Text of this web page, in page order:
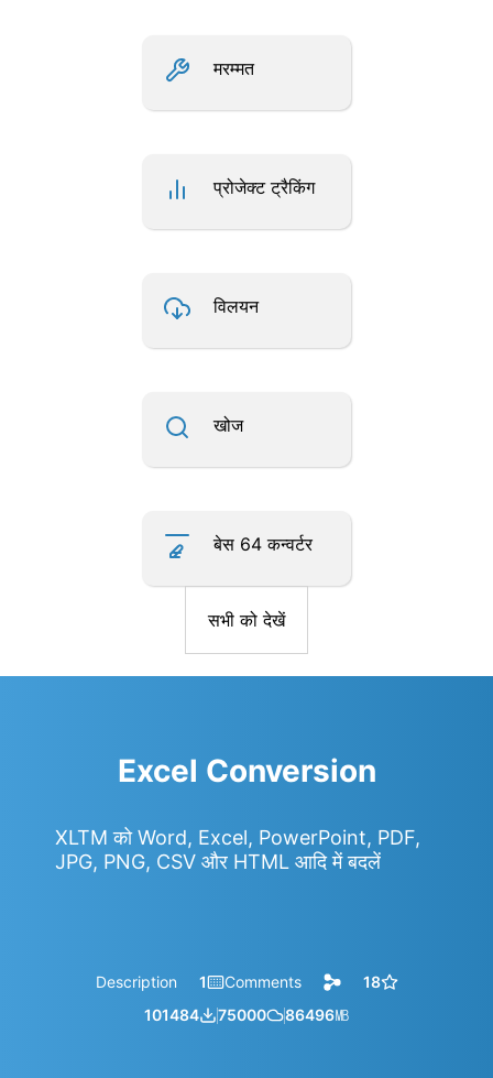
मरम्मत
प्रोजेक्ट ट्रैकिंग
विलयन
खोज
बेस 64 कन्वर्टर
सभी को देखें
Excel Conversion
XLTM को Word, Excel, PowerPoint, PDF,
JPG, PNG, CSV और HTML आदि में बदलें
Description 1 Comments
18
101484
75000 86496㎆︎